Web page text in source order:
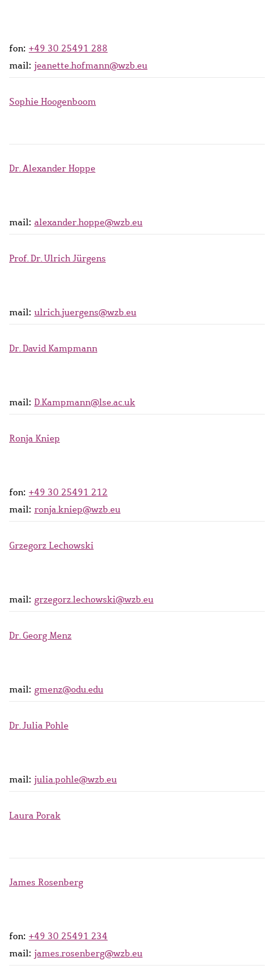
fon: +49 30 25491 288
mail: jeanette.hofmann@wzb.eu
Sophie Hoogenboom
Dr. Alexander Hoppe
mail: alexander.hoppe@wzb.eu
Prof. Dr. Ulrich Jürgens
mail: ulrich.juergens@wzb.eu
Dr. David Kampmann
mail: D.Kampmann@lse.ac.uk
Ronja Kniep
fon: +49 30 25491 212
mail: ronja.kniep@wzb.eu
Grzegorz Lechowski
mail: grzegorz.lechowski@wzb.eu
Dr. Georg Menz
mail: gmenz@odu.edu
Dr. Julia Pohle
mail: julia.pohle@wzb.eu
Laura Porak
James Rosenberg
fon: +49 30 25491 234
mail: james.rosenberg@wzb.eu